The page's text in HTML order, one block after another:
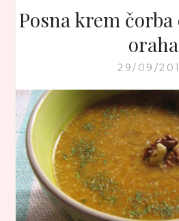
Posna krem
oraha
29/09/